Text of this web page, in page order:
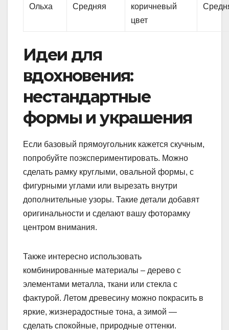
Ольха Средняя
коричневый
цвет
Идеи для
вдохновения:
нестандартные
формы и украшения
Если базовый прямоугольник кажется скучным,
попробуйте поэкспериментировать. Можно
сделать рамку круглыми, овальной формы, с
фигурными углами или вырезать внутри
дополнительные узоры. Такие детали добавят
оригинальности и сделают вашу фоторамку
центром внимания.
Также интересно использовать
комбинированные материалы – дерево с
элементами металла, ткани или стекла с
фактурой. Летом древесину можно покрасить в
яркие, жизнерадостные тона, а зимой —
сделать спокойные, природные оттенки.